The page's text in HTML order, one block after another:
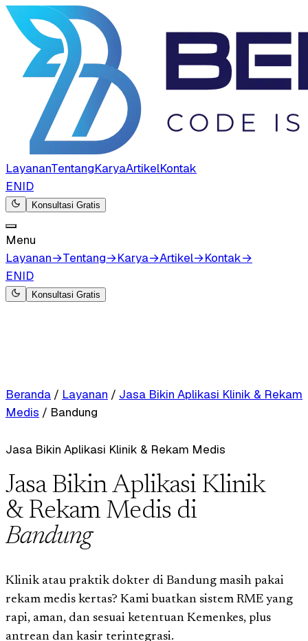
LayananTentangKaryaArtikelKontak
ENID
Konsultasi Gratis
Menu
Layanan→Tentang→Karya→Artikel→Kontak→
ENID
Konsultasi Gratis
Beranda / Layanan / Jasa Bikin Aplikasi Klinik & Rekam
Medis / Bandung
Jasa Bikin Aplikasi Klinik & Rekam Medis
Jasa Bikin Aplikasi Klinik
& Rekam Medis di
Bandung
Klinik atau praktik dokter di Bandung masih pakai
rekam medis kertas? Kami buatkan sistem RME yang
rapi, aman, dan sesuai ketentuan Kemenkes, plus
antrean dan kasir terintegrasi.